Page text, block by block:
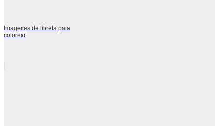
Imagenes de libreta para
colorear